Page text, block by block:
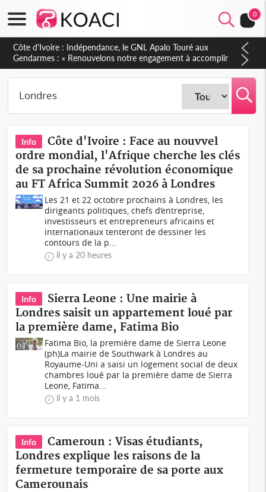
0
Sierra Leone : Un projet de réforme constitutionnelle en
gestation, points clés des amendements, un exclu d'avance
Info
Côte d'Ivoire : Face au nouvvel
ordre mondial, l'Afrique cherche les clés
de sa prochaine révolution économique
au FT Africa Summit 2026 à Londres
Les 21 et 22 octobre prochains à Londres, les
dirigeants politiques, chefs d’entreprise,
investisseurs et entrepreneurs africains et
internationaux tenteront de dessiner les
contours de la p...
il y a 20 heures
Info
Sierra Leone : Une mairie à
Londres saisit un appartement loué par
la première dame, Fatima Bio
Fatima Bio, la première dame de Sierra Leone
(ph)La mairie de Southwark à Londres au
Royaume-Uni a saisi un logement social de deux
chambres loué par la première dame de Sierra
Leone, Fatima...
il y a 1 mois
Info
Cameroun : Visas étudiants,
Londres explique les raisons de la
fermeture temporaire de sa porte aux
Camerounais